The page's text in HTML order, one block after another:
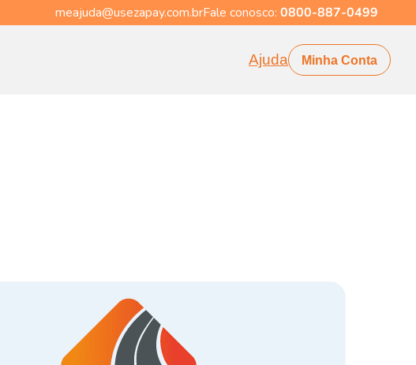
meajuda@usezapay.com.brFale conosco: 0800-887-0499
Ajuda Minha Conta